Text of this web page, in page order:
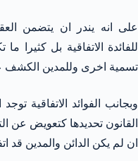
على انه يندر ان يتضمن
للفائدة الاتفاقية بل كثيرا
تسمية اخرى وللمدين الكشف
وبجانب الفوائد الاتفاقية توجد
القانون تحديدها كتعويض عن
ان لم يكن الدائن والمدين قد